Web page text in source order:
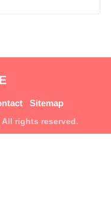
Sitemap
All rights reserved.